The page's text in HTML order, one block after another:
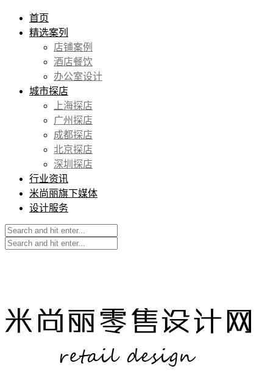
首页
精选案列
店铺案例
酒店餐饮
办公室设计
城市探店
上海探店
广州探店
成都探店
北京探店
深圳探店
行业资讯
米尚丽旗下媒体
设计服务